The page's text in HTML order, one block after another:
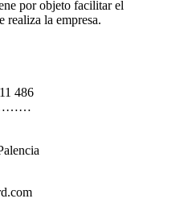
por objeto facilitar el
realiza la empresa.
486